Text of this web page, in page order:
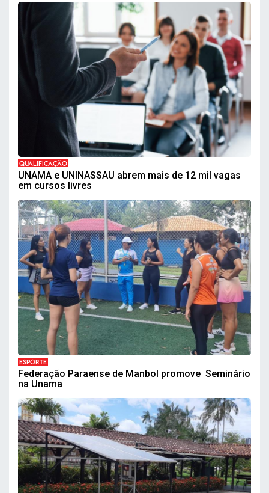
QUALIFICAÇÃO
UNAMA e UNINASSAU abrem mais de 12 mil vagas
em cursos livres
ESPORTE
Federação Paraense de Manbol promove Seminário
na Unama